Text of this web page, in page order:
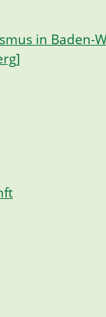
in Baden-